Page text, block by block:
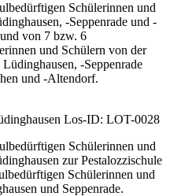
Schülerinnen und
-Seppenrade und -
von 7 bzw. 6
und Schülern von der
-Seppenrade
und -Altendorf.
Los-ID: LOT-0028
Schülerinnen und
zur Pestalozzischule
Schülerinnen und
und Seppenrade.